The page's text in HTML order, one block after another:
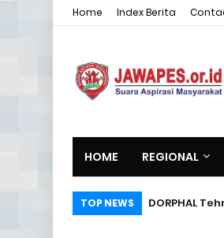
Home Index Berita
HOME REGIONAL
TOP NEWS DORPHAL